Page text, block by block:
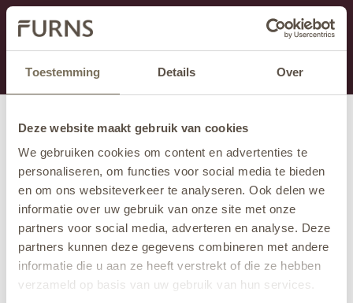
Toestemming Details Over
Deze website maakt gebruik van cookies
We gebruiken cookies om content en advertenties te
personaliseren, om functies voor social media te bieden
en om ons websiteverkeer te analyseren. Ook delen we
informatie over uw gebruik van onze site met onze
partners voor social media, adverteren en analyse. Deze
partners kunnen deze gegevens combineren met andere
informatie die u aan ze heeft verstrekt of die ze hebben
verzameld op basis van uw gebruik van hun services.
This section is currently under maintenance.
If you are missing information, you can call us at +31
413 745 423 or email us at info@furns.com